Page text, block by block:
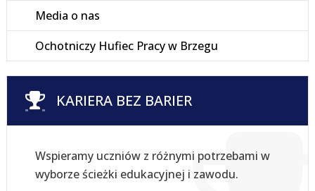
Media o nas
Ochotniczy Hufiec Pracy w Brzegu
KARIERA BEZ BARIER
Wspieramy uczniów z różnymi potrzebami w
wyborze ścieżki edukacyjnej i zawodu.